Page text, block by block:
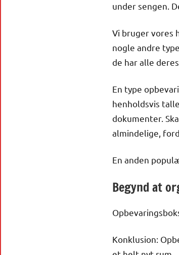
under sengen.
Vi bruger vores
nogle andre
de har alle
En type
henholdsvis
dokumenter.
almindelige,
En anden
Begynd at
Konklusion: